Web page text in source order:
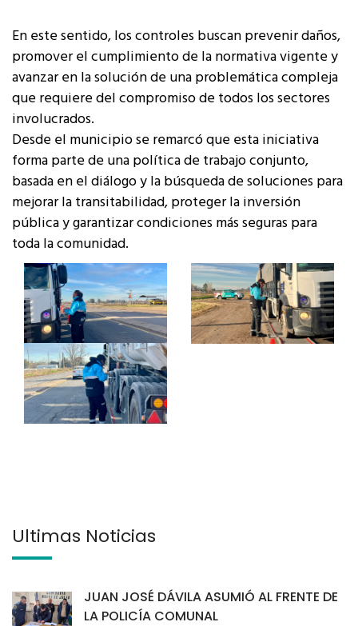
En este sentido, los controles buscan prevenir daños,
promover el cumplimiento de la normativa vigente y
avanzar en la solución de una problemática compleja
que requiere del compromiso de todos los sectores
involucrados.
Desde el municipio se remarcó que esta iniciativa
forma parte de una política de trabajo conjunto,
basada en el diálogo y la búsqueda de soluciones para
mejorar la transitabilidad, proteger la inversión
pública y garantizar condiciones más seguras para
toda la comunidad.
Últimas Noticias
JUAN JOSÉ DÁVILA ASUMIÓ AL FRENTE DE
LA POLICÍA COMUNAL